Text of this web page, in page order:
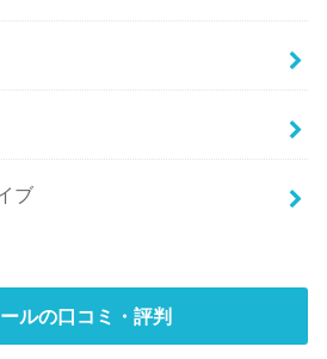
ブ
ルの口コミ・評判